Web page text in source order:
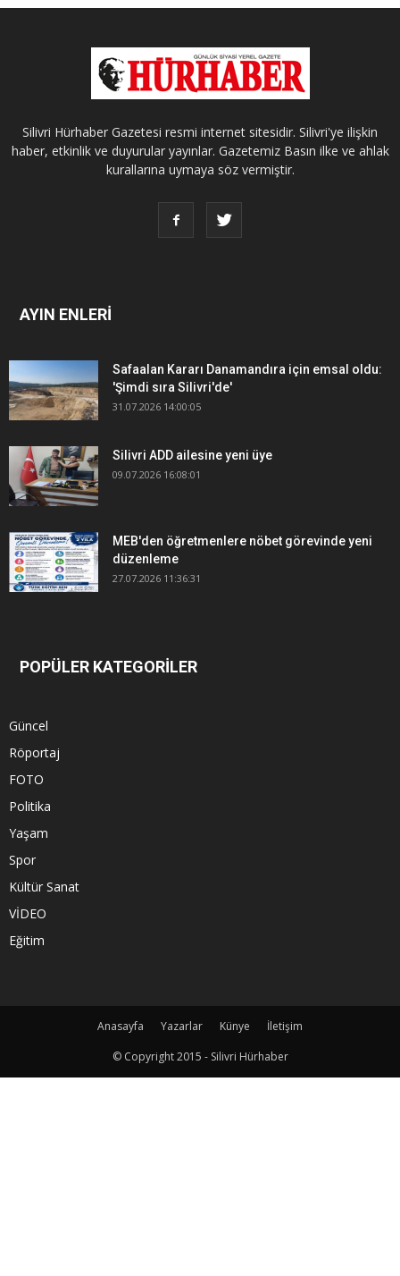
Silivri Hürhaber Gazetesi resmi internet sitesidir. Silivri'ye ilişkin
haber, etkinlik ve duyurular yayınlar. Gazetemiz Basın ilke ve ahlak
kurallarına uymaya söz vermiştir.
AYIN ENLERİ
Safaalan Kararı Danamandıra için emsal oldu:
'Şimdi sıra Silivri'de'
31.07.2026 14:00:05
Silivri ADD ailesine yeni üye
09.07.2026 16:08:01
MEB'den öğretmenlere nöbet görevinde yeni
düzenleme
27.07.2026 11:36:31
POPÜLER KATEGORİLER
Güncel
Röportaj
FOTO
Politika
Yaşam
Spor
Kültür Sanat
VİDEO
Eğitim
Anasayfa Yazarlar Künye
İletişim
© Copyright 2015 - Silivri Hürhaber